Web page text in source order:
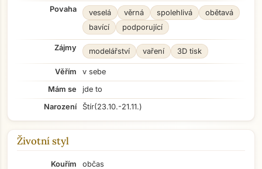
Povaha veselá věrná spolehlivá
obětavá
bavící
podporující
Zájmy modelářství vaření 3D tisk
Věřím
v sebe
Mám se
jde to
Narození
Štír(23.10.-21.11.)
Životní styl
Kouřím
občas